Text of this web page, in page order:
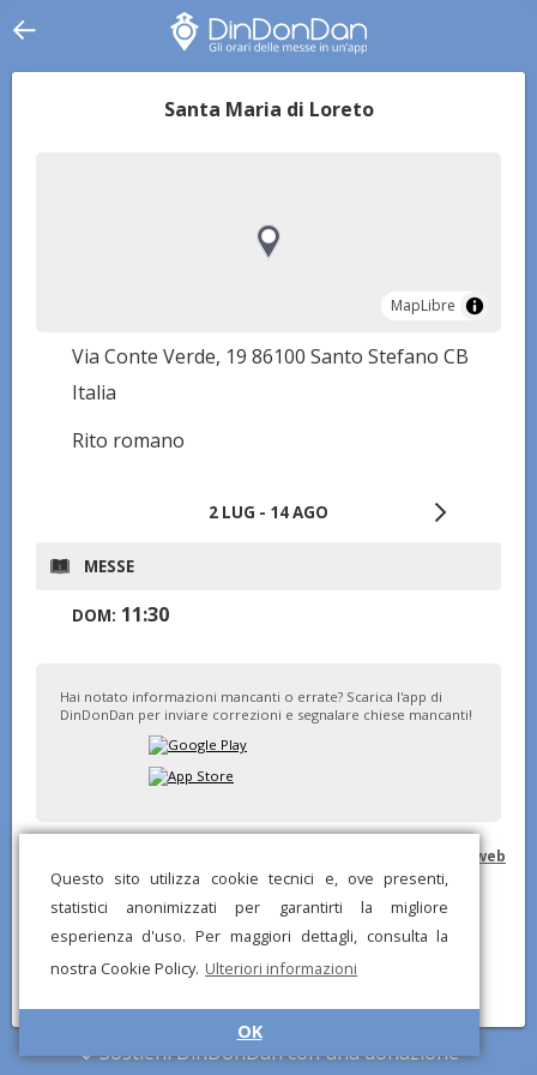
Questo sito utilizza cookie tecnici e, ove presenti,
statistici anonimizzati per garantirti la migliore
esperienza d'uso. Per maggiori dettagli, consulta la
nostra Cookie Policy. Ulteriori informazioni
OK
Santa Maria di Loreto
MapLibre
MapLibre
Via Conte Verde, 19 86100 Santo Stefano CB
Italia
Rito romano
2 LUG - 14 AGO
MESSE
DOM: 11:30
Hai notato informazioni mancanti o errate? Scarica l'app di
DinDonDan per inviare correzioni e segnalare chiese mancanti!
Inserisci sul tuo sito web
Sostieni DinDonDan con una donazione